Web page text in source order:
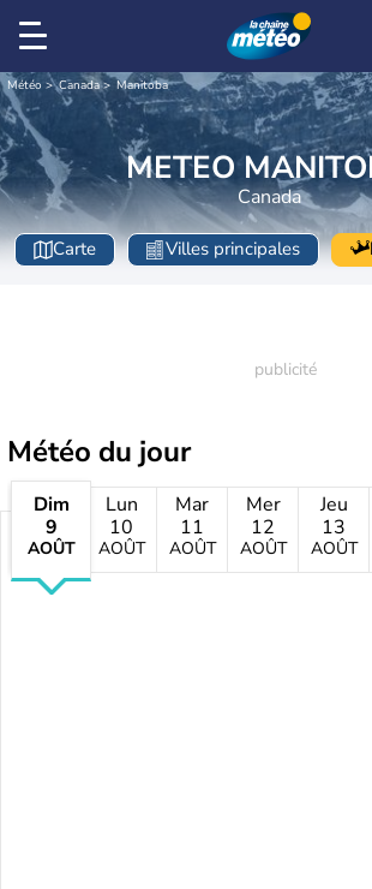
Météo Canada Manitoba
METEO
Canada
Carte Villes principales
Météo du jour
Dim
9
AOÛT
Lun
10
AOÛT
Mar
11
AOÛT
Mer
12
AOÛT
Jeu
13
AOÛT